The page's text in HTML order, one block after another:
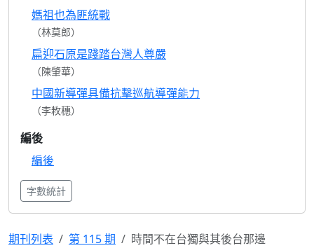
媽祖也為匪統戰
（林莫郎）
扁迎石原是踐踏台灣人尊嚴
（陳肇華）
中國新導彈具備抗擊巡航導彈能力
（李敉穗）
編後
編後
字數統計
期刊列表 第 115 期 時間不在台獨與其後台那邊